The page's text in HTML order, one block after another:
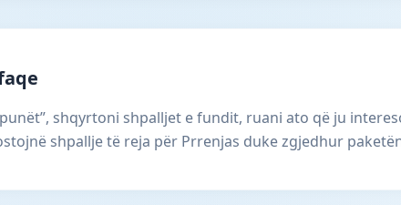
shqyrtoni shpalljet e fundit, ruani ato që ju
shpallje të reja për Prrenjas duke zgjedhur